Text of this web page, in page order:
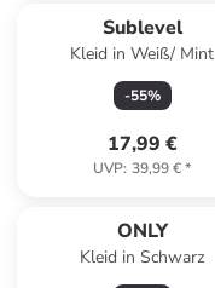
Sublevel
Kleid in Weiß/ Mint
-55%
17,99 €
UVP: 39,99 €*
ONLY
Kleid in Schwarz